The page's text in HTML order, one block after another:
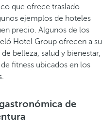
que ofrece traslado
ejemplos de hoteles
precio. Algunos de los
Hotel Group ofrecen a su
belleza, salud y bienestar,
fitness ubicados en los
de